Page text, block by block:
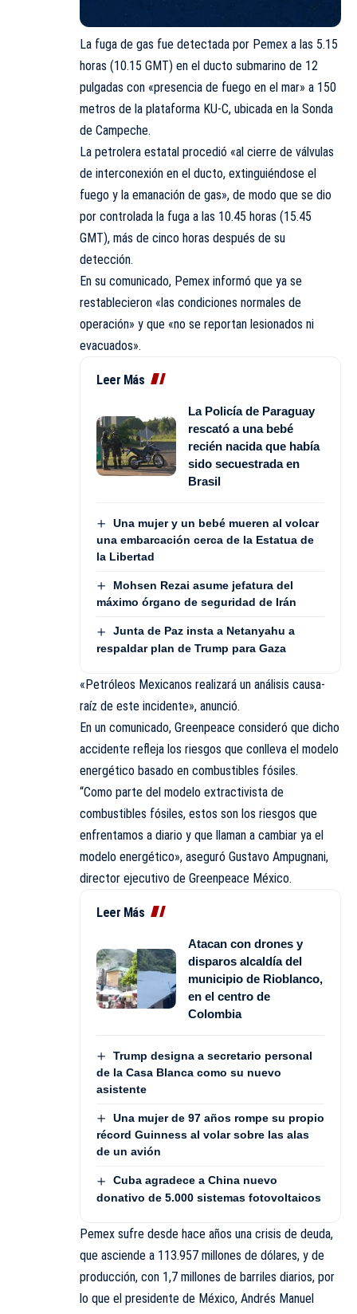
La fuga de gas fue detectada por Pemex a las 5.15
horas (10.15 GMT) en el ducto submarino de 12
pulgadas con «presencia de fuego en el mar» a 150
metros de la plataforma KU-C, ubicada en la Sonda
de Campeche.
La petrolera estatal procedió «al cierre de válvulas
de interconexión en el ducto, extinguiéndose el
fuego y la emanación de gas», de modo que se dio
por controlada la fuga a las 10.45 horas (15.45
GMT), más de cinco horas después de su
detección.
En su comunicado, Pemex informó que ya se
restablecieron «las condiciones normales de
operación» y que «no se reportan lesionados ni
evacuados».
Leer Más
La Policía de Paraguay
rescató a una bebé
recién nacida que había
sido secuestrada en
Brasil
Una mujer y un bebé mueren al volcar
una embarcación cerca de la Estatua de
la Libertad
Mohsen Rezai asume jefatura del
máximo órgano de seguridad de Irán
Junta de Paz insta a Netanyahu a
respaldar plan de Trump para Gaza
«Petróleos Mexicanos realizará un análisis causa-
raíz de este incidente», anunció.
En un comunicado, Greenpeace consideró que dicho
accidente refleja los riesgos que conlleva el modelo
energético basado en combustibles fósiles.
“Como parte del modelo extractivista de
combustibles fósiles, estos son los riesgos que
enfrentamos a diario y que llaman a cambiar ya el
modelo energético», aseguró Gustavo Ampugnani,
director ejecutivo de Greenpeace México.
Leer Más
Atacan con drones y
disparos alcaldía del
municipio de Rioblanco,
en el centro de
Colombia
Trump designa a secretario personal
de la Casa Blanca como su nuevo
asistente
Una mujer de 97 años rompe su propio
récord Guinness al volar sobre las alas
de un avión
Cuba agradece a China nuevo
donativo de 5.000 sistemas fotovoltaicos
Pemex sufre desde hace años una crisis de deuda,
que asciende a 113.957 millones de dólares, y de
producción, con 1,7 millones de barriles diarios, por
lo que el presidente de México, Andrés Manuel